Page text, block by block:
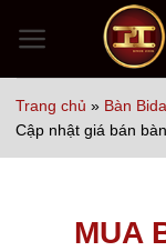
qua
nội
dung
Trang chủ » Bàn Bida
Cập nhật giá bán
MUA